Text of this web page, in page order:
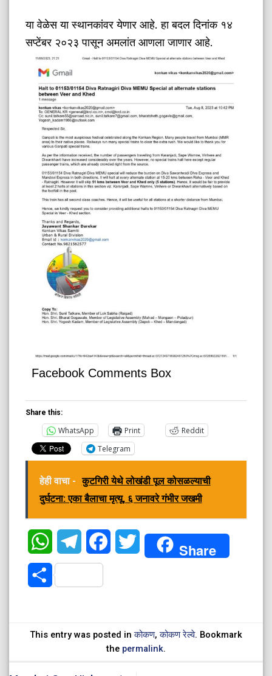
या वेळेस या स्थानकांवर येणार आहे. हा बदल दिनांक १४
सप्टेंबर २०२३ पासून अमलांत आणला जाणार आहे.
Facebook Comments Box
Share this:
WhatsApp Print
Reddit
Telegram
हेही वाचा - कुटगिरी येथे लोखंडी पूल कोसळल्याची
दुर्घटना: एका बैलाचा मृत्यू, ६ जनावरे गंभीर जखमी
WhatsAppTelegramFacebookTwitter Share
Share
This entry was posted inकोकण,कोकण रेल्वे. Bookmark
the permalink.